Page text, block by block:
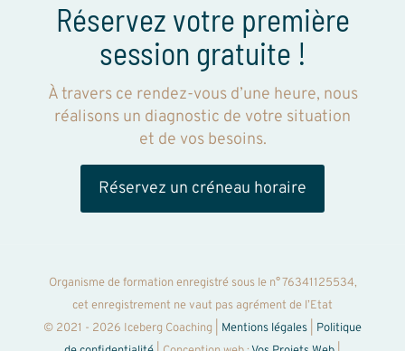
Réservez votre première
session gratuite !
À travers ce rendez-vous d’une heure, nous
réalisons un diagnostic de votre situation
et de vos besoins.
Réservez un créneau horaire
Organisme de formation enregistré sous le n° 76341125534,
cet enregistrement ne vaut pas agrément de l’Etat
© 2021 - 2026 Iceberg Coaching | Mentions légales
Politique